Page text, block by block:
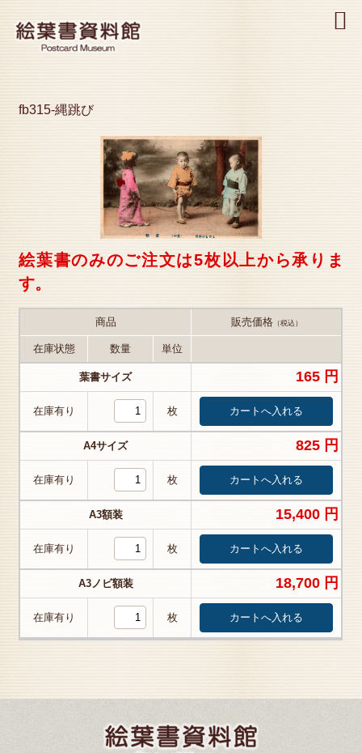
fb315-縄跳び
絵葉書のみのご注文は5枚以上から承りま
す。
商品 販売価格（税込）
在庫状態 数量 単位
葉書サイズ 165 円
在庫有り 枚
A4サイズ 825 円
在庫有り 枚
A3額装 15,400 円
在庫有り 枚
A3ノビ額装 18,700 円
在庫有り 枚